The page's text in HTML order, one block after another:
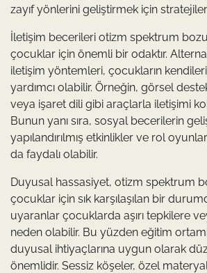
zayıf yönlerini geliştirmek için
İletişim becerileri otizm spektrum
çocuklar için önemli bir odaktır.
iletişim yöntemleri, çocukların
yardımcı olabilir. Örneğin, görsel
veya işaret dili gibi araçlarla iletişimi
Bunun yanı sıra, sosyal becerilerin
yapılandırılmış etkinlikler ve rol
da faydalı olabilir.
Duyusal hassasiyet, otizm spektrum
çocuklar için sık karşılaşılan bir
uyaranlar çocuklarda aşırı tepkilere
neden olabilir. Bu yüzden eğitim
duyusal ihtiyaçlarına uygun olarak
önemlidir. Sessiz köşeler, özel